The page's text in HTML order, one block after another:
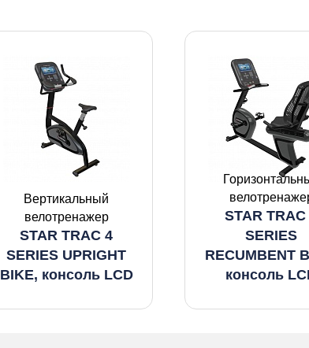
Вертикальный
велотренажер
STAR TRAC 4
SERIES UPRIGHT
BIKE, консоль LCD
STAR TRAC
SERIES
RECUMBENT
консоль